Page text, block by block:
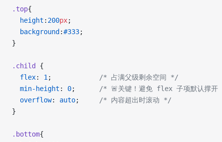
.top{
  height
: 200px;
  background
:#333;
}
.child
{
  flex
: 1 ;
/* 占满父级剩余空间 */
  min-height
: 0;
/* 🚨关键！避免 flex 子项默认撑
  overflow
: auto;
/* 内容超出时滚动 */
}
.bottom{